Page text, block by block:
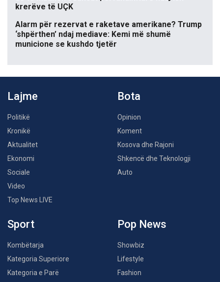
krerëve të UÇK
Alarm për rezervat e raketave amerikane? Trump
‘shpërthen’ ndaj mediave: Kemi më shumë
municione se kushdo tjetër
Lajme
Politikë
Kronikë
Aktualitet
Ekonomi
Sociale
Video
Top News LIVE
Bota
Opinion
Koment
Kosova dhe Rajoni
Shkencë dhe Teknologji
Auto
Sport
Kombëtarja
Kategoria Superiore
Kategoria e Parë
Pop News
Showbiz
Lifestyle
Fashion